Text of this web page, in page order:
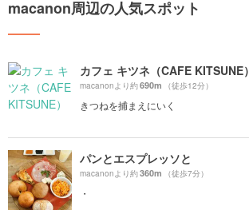
macanon周辺の人気スポット
カフェ キツネ（CAFE KITSUNE）
macanonより約690m （徒歩12分）
きつねを捕まえにいく
パンとエスプレッソと
macanonより約360m （徒歩7分）
・